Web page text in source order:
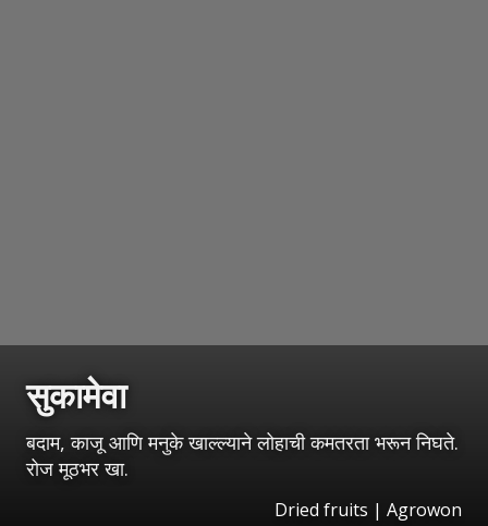
सुकामेवा
बदाम, काजू आणि मनुके खाल्ल्याने लोहाची कमतरता भरून निघते.
रोज मूठभर खा.
Dried fruits | Agrowon